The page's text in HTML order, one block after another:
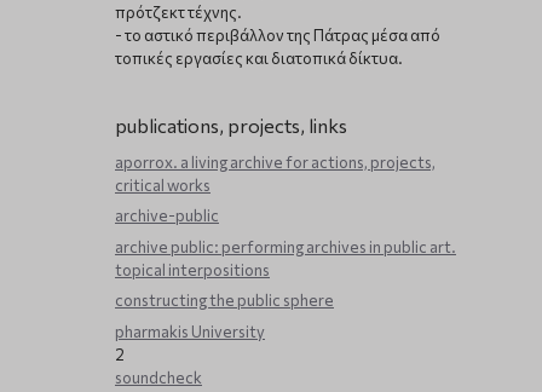
πρότζεκτ τέχνης.
- το αστικό περιβάλλον της Πάτρας μέσα από
τοπικές εργασίες και διατοπικά δίκτυα.
publications, projects, links
aporrox. a living archive for actions, projects,
critical works
archive-public
archive public: performing archives in public art.
topical interpositions
constructing the public sphere
pharmakis University
2
soundcheck